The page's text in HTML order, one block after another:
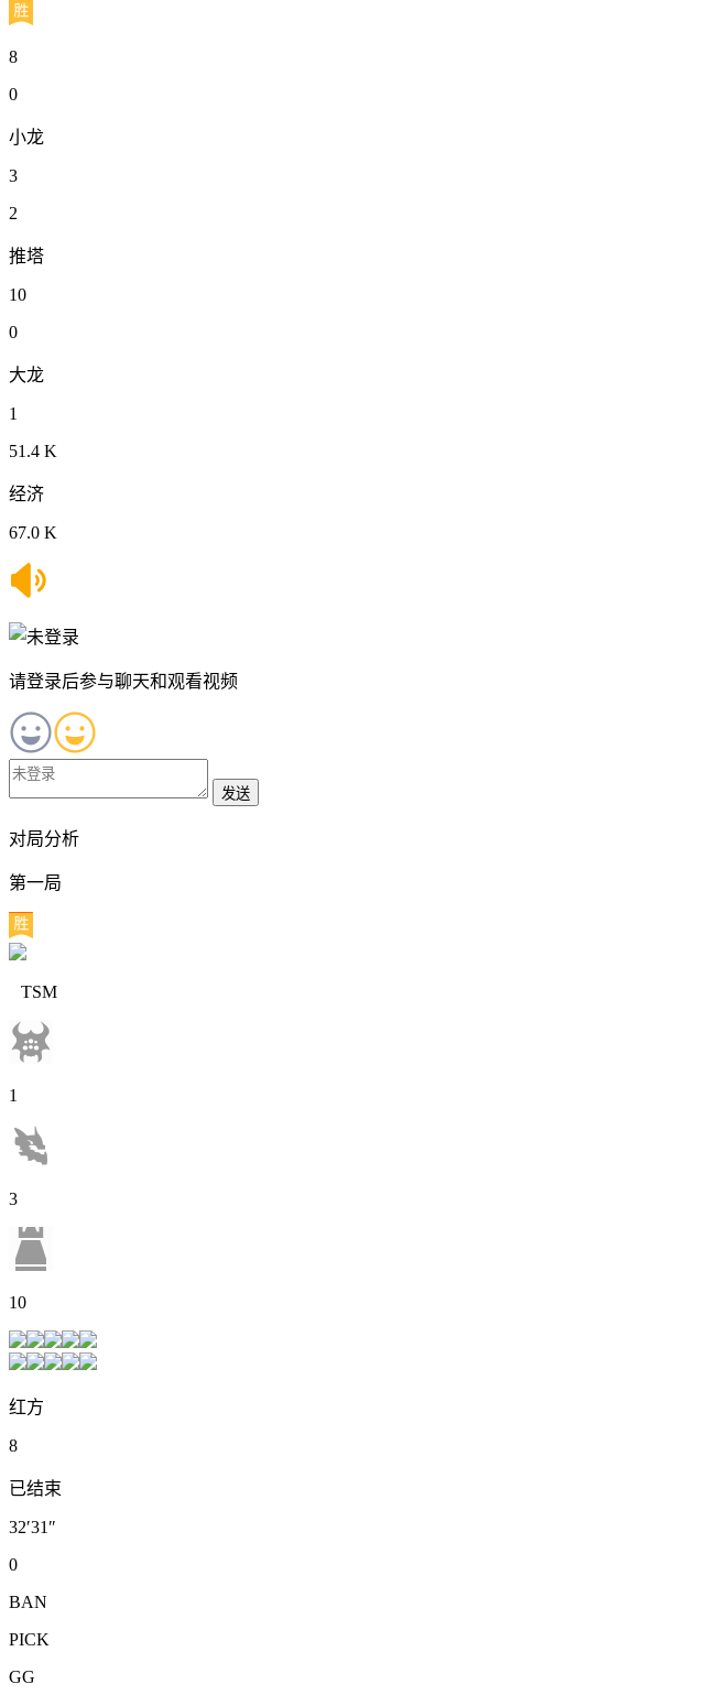
8
0
小龙
3
2
推塔
10
0
大龙
1
51.4 K
经济
67.0 K
请登录后参与聊天和观看视频
发送
对局分析
第一局
TSM
1
3
10
红方
8
已结束
32′31″
0
BAN
PICK
GG